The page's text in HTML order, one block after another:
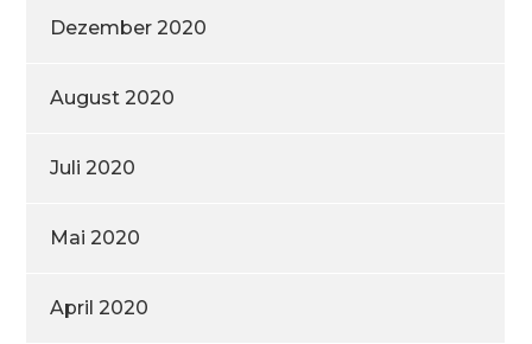
Dezember 2020
August 2020
Juli 2020
Mai 2020
April 2020